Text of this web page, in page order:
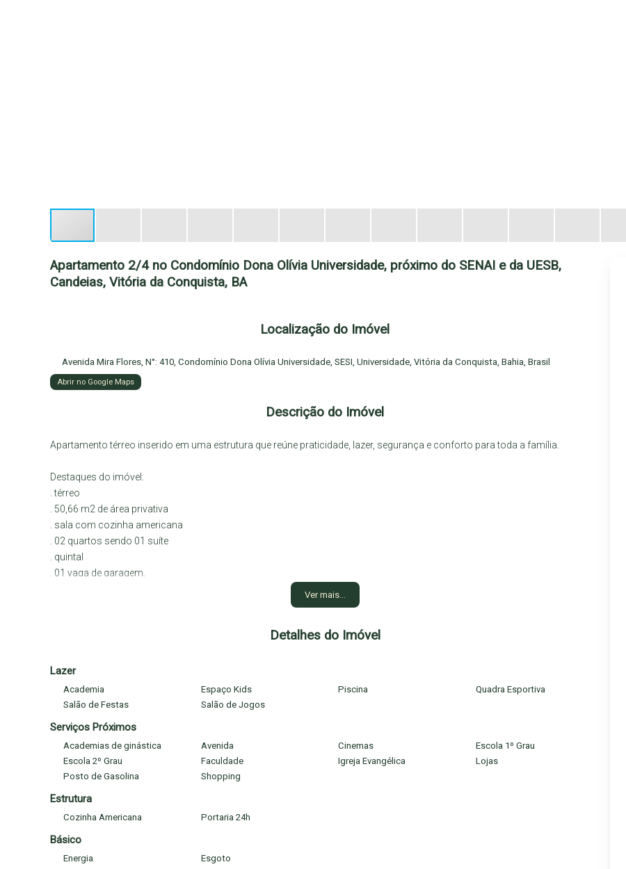
Apartamento 2/4 no Condomínio Dona Olívia Universidade, próximo do SENAI e da UESB,
Candeias, Vitória da Conquista, BA
Localização do Imóvel
Avenida Mira Flores, N°: 410, Condomínio Dona Olívia Universidade, SESI, Universidade, Vitória da Conquista, Bahia, Brasil
Abrir no Google Maps
Descrição do Imóvel
Apartamento térreo inserido em uma estrutura que reúne praticidade, lazer, segurança e conforto para toda a família.
Destaques do imóvel:
. térreo
. 50,66 m2 de área privativa
. sala com cozinha americana
. 02 quartos sendo 01 suíte
. quintal
. 01 vaga de garagem.
. área gourmet com churrasqueira
. quadra poliesportiva
. salão de festas
Localização:
O imóvel está situado próximo à UESB, SESI e a menos de 300 metros da Av. Olívia Flores, em uma região valorizada que
garante acesso facilitado a comércios e serviços variados, conferindo praticidade no dia a dia.
Agente a sua visita!
Ver mais...
Detalhes do Imóvel
Lazer
Academia Espaço Kids Piscina
Quadra Esportiva
Salão de Festas
Salão de Jogos
Serviços Próximos
Academias de ginástica Avenida Cinemas
Escola 1º Grau
Escola 2º Grau
Faculdade Igreja Evangélica
Lojas
Posto de Gasolina
Shopping
Estrutura
Cozinha Americana Portaria 24h
Básico
Energia Esgoto